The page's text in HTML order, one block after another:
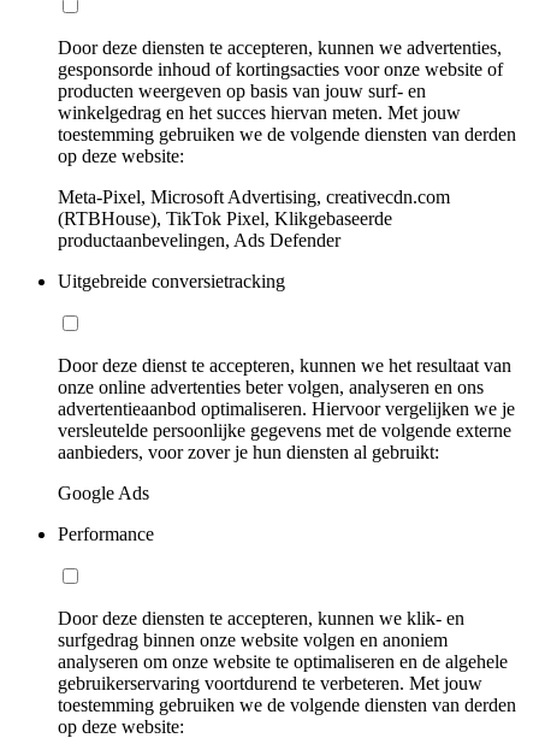
Door deze diensten te accepteren, kunnen we advertenties,
gesponsorde inhoud of kortingsacties voor onze website of
producten weergeven op basis van jouw surf- en
winkelgedrag en het succes hiervan meten. Met jouw
toestemming gebruiken we de volgende diensten van derden
op deze website:
Meta-Pixel, Microsoft Advertising, creativecdn.com
(RTBHouse), TikTok Pixel, Klikgebaseerde
productaanbevelingen, Ads Defender
Uitgebreide conversietracking
Door deze dienst te accepteren, kunnen we het resultaat van
onze online advertenties beter volgen, analyseren en ons
advertentieaanbod optimaliseren. Hiervoor vergelijken we je
versleutelde persoonlijke gegevens met de volgende externe
aanbieders, voor zover je hun diensten al gebruikt:
Google Ads
Performance
Door deze diensten te accepteren, kunnen we klik- en
surfgedrag binnen onze website volgen en anoniem
analyseren om onze website te optimaliseren en de algehele
gebruikerservaring voortdurend te verbeteren. Met jouw
toestemming gebruiken we de volgende diensten van derden
op deze website: